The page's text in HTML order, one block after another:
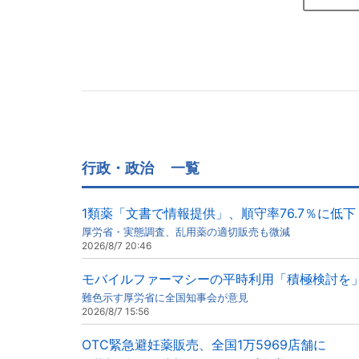
行政・政治 一覧
1類薬「文書で情報提供」、順守率76.7％に低下
厚労省・実態調査、乱用薬の適切販売も微減
2026/8/7 20:46
モバイルファーマシーの平時利用「積極検討を」
難色示す厚労省に全国知事会が意見
2026/8/7 15:56
OTC緊急避妊薬販売、全国1万5969店舗に